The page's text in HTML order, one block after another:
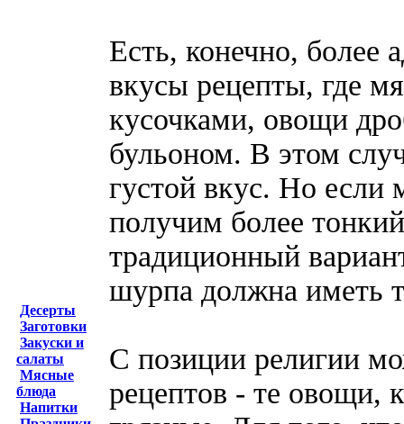
Десерты
Заготовки
Закуски и
салаты
Мясные
блюда
Напитки
Есть, конечно, более
вкусы рецепты, где
кусочками, овощи
бульоном. В этом
густой вкус. Но
получим более
традиционный
шурпа должна иметь
С позиции религии
рецептов - те овощи,